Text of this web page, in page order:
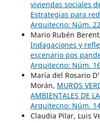
viviendas sociales
Estrategias para
Arquitecno: Núm.
Mario Rubén
Indagaciones y
escenario pos
Arquitecno: Núm.
María del Rosario
Morán, MUROS
AMBIENTALES DE
Arquitecno: Núm.
Claudia Pilar, Luis